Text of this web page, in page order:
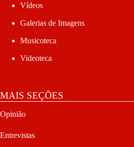
Vídeos
Galerias de Imagens
Musicoteca
Videoteca
MAIS SEÇÕES
Opinião
Entrevistas